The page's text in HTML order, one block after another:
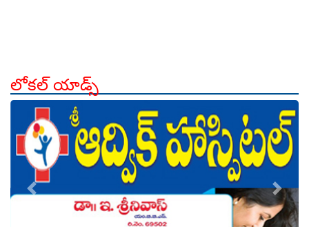
లోకల్ యాడ్స్
count is:9 count is:9 count is:9count is:9
count is:9 count is:9 count is:9